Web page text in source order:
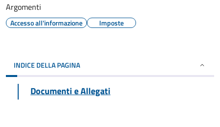
Argomenti
Accesso all'informazione Imposte
INDICE DELLA PAGINA
Documenti e Allegati